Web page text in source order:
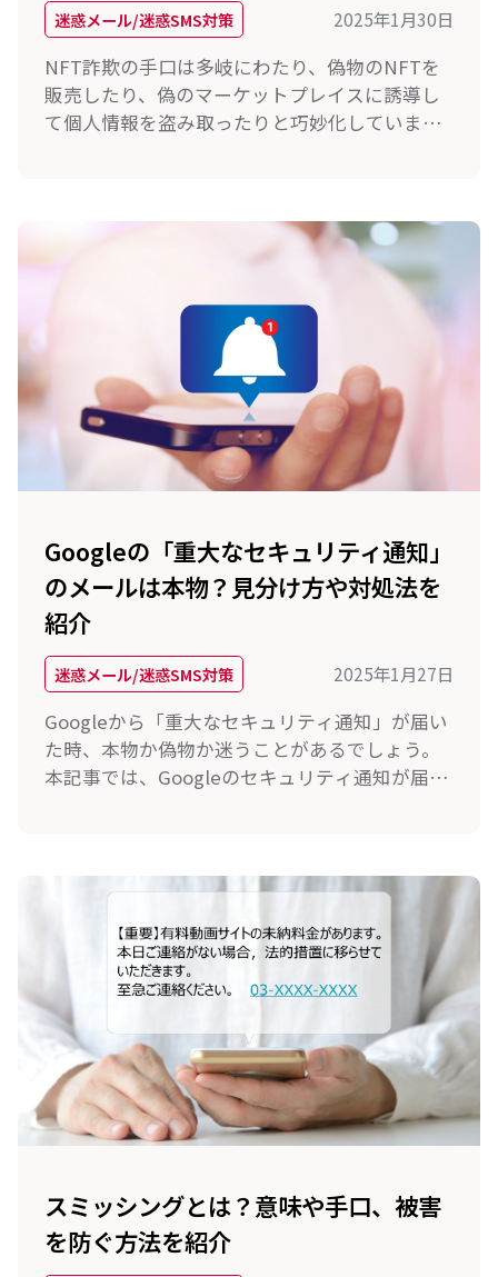
迷惑メール/迷惑SMS対策 2025年1月30日
NFT詐欺の手口は多岐にわたり、偽物のNFTを
販売したり、偽のマーケットプレイスに誘導し
て個人情報を盗み取ったりと巧妙化していま
Googleの「重大なセキュリティ通知」
のメールは本物？見分け方や対処法を
紹介
迷惑メール/迷惑SMS対策 2025年1月27日
Googleから「重大なセキュリティ通知」が届い
た時、本物か偽物か迷うことがあるでしょう。
本記事では、Googleのセキュリティ通知が届く
スミッシングとは？意味や手口、被害
を防ぐ方法を紹介